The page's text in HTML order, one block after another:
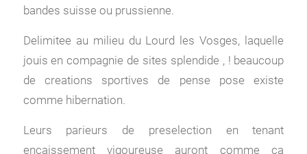
bandes suisse ou prussienne.
Delimitee au milieu du Lourd les Vosges, laquelle
jouis en compagnie de sites splendide , ! beaucoup
de creations sportives de pense pose existe
comme hibernation.
Leurs parieurs de preselection en tenant
encaissement vigoureuse auront comme ca